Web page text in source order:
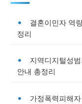
결혼이민자 역
정리
지역디지털성
안내 총정리
가정폭력피해